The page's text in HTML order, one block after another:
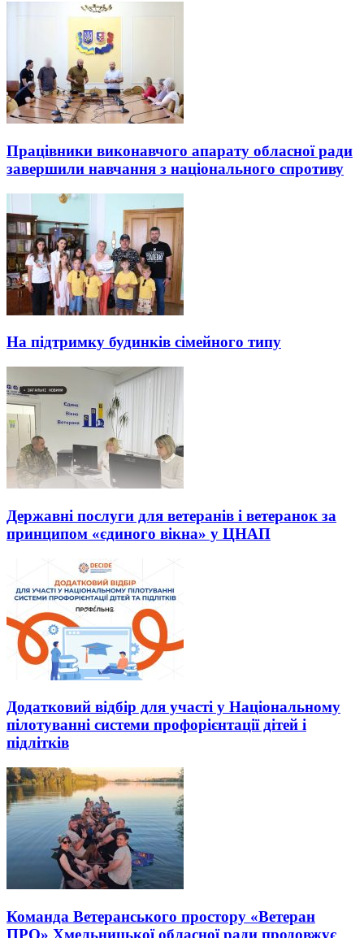
Працівники виконавчого апарату обласної ради
завершили навчання з національного спротиву
На підтримку будинків сімейного типу
Державні послуги для ветеранів і ветеранок за
принципом «єдиного вікна» у ЦНАП
Додатковий відбір для участі у Національному
пілотуванні системи профорієнтації дітей і
підлітків
Команда Ветеранського простору «Ветеран
ПРО» Хмельницької обласної ради продовжує